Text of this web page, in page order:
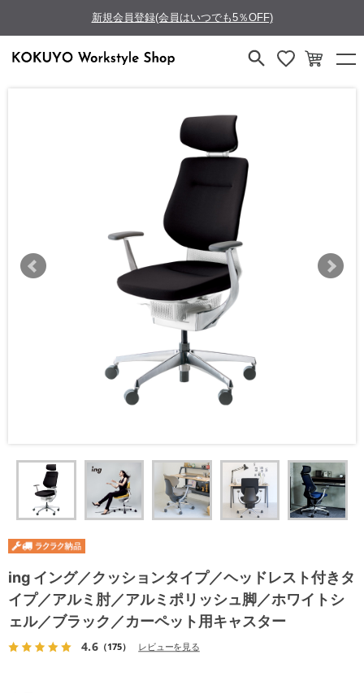
新規会員登録(会員はいつでも5％OFF)
ing イング／クッションタイプ／ヘッドレスト付きタ
イプ／アルミ肘／アルミポリッシュ脚／ホワイトシ
ェル／ブラック／カーペット用キャスター
4.6（175） レビューを見る